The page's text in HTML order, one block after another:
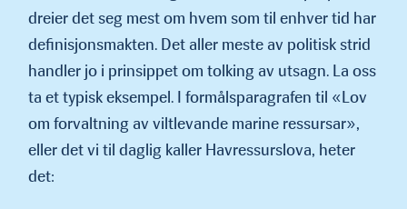
dreier det seg mest om hvem som til enhver tid har
definisjonsmakten. Det aller meste av politisk strid
handler jo i prinsippet om tolking av utsagn. La oss
ta et typisk eksempel. I formålspar­agrafen til «Lov
om forvaltning av viltlevande marine ressursar»,
eller det vi til daglig kaller Havressurslova, heter
det: